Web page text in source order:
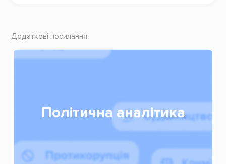
Додаткові посилання
Політична аналітика